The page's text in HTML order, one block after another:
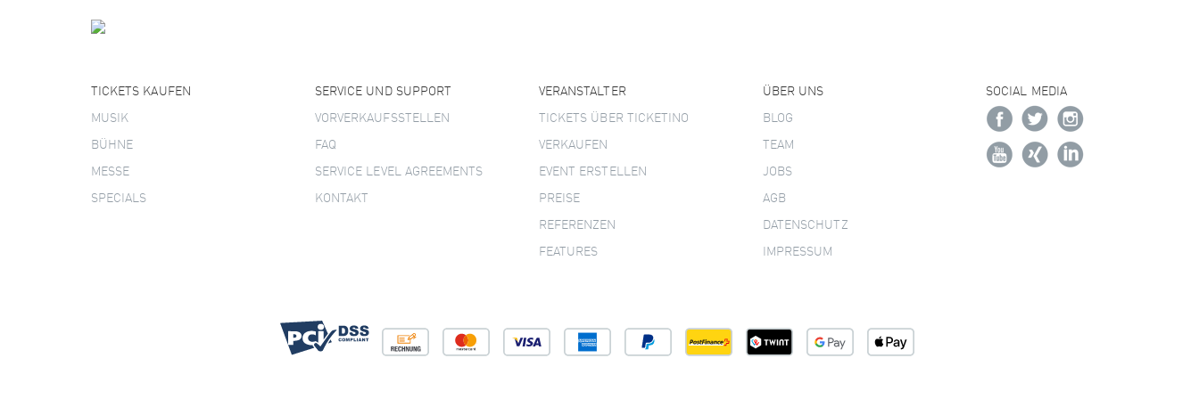
TICKETS KAUFEN
MUSIK
BÜHNE
MESSE
SPECIALS
SERVICE UND SUPPORT
VORVERKAUFSSTELLEN
FAQ
SERVICE LEVEL AGREEMENTS
KONTAKT
VERANSTALTER
TICKETS ÜBER TICKETINO
VERKAUFEN
EVENT ERSTELLEN
PREISE
REFERENZEN
FEATURES
ÜBER UNS
BLOG
TEAM
JOBS
AGB
DATENSCHUTZ
IMPRESSUM
SOCIAL MEDIA